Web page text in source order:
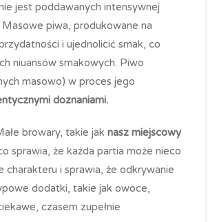
jest poddawanych intensywnej
piwa, produkowane na
i ujednolicić smak, co
niuansów smakowych. Piwo
masowo) w proces jego
doznaniami.
browary, takie jak nasz miejscowy
sprawia, że każda partia może nieco
charakteru i sprawia, że odkrywanie
dodatki, takie jak owoce,
czasem zupełnie